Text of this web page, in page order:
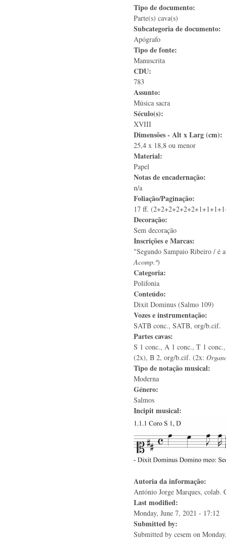
Tipo de documento:
Parte(s) cava(s)
Subcategoria de documento:
Apógrafo
Tipo de fonte:
Manuscrita
CDU:
783
Assunto:
Música sacra
Século(s):
XVIII
Dimensões - Alt x Larg (cm):
25,4 x 18,8 ou menor
Material:
Papel
Notas de encadernação:
n/a
Foliação/Paginação:
17 ff.
Decoração:
Sem decoração
Inscrições e Marcas:
"Segundo Sampaio Ribeiro / é
Acomp.º)
Categoria:
Polifonia
Conteúdo:
Dixit Dominus (Salmo 109)
Vozes e instrumentação:
SATB conc., SATB, org/b.cif.
Partes cavas:
S 1 conc., A 1 conc., T 1
(2x), B 2, org/b.cif. (2x:
Tipo de notação musical:
Moderna
Género:
Salmos
Incipit musical:
Autoria da informação:
António Jorge Marques, colab.
Last modified:
Monday, June 7, 2021 - 17:12
Submitted by:
Submitted by cesem on